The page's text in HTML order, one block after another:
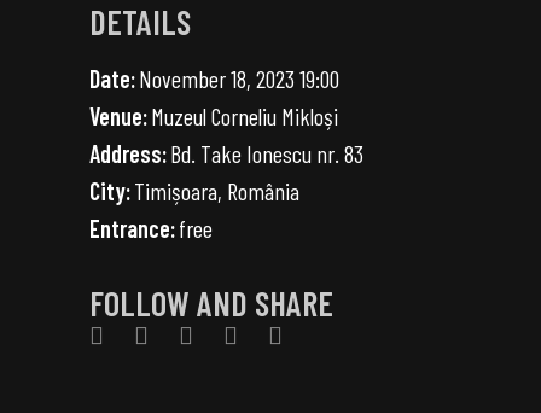
DETAILS
Date:November 18, 2023 19:00
Venue:Muzeul Corneliu Mikloși
Address:Bd. Take Ionescu nr. 83
City:Timișoara, România
Entrance:free
FOLLOW AND SHARE